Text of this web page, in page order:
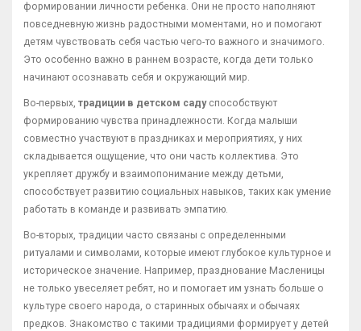
формировании личности ребенка. Они не просто наполняют
повседневную жизнь радостными моментами, но и помогают
детям чувствовать себя частью чего-то важного и значимого.
Это особенно важно в раннем возрасте, когда дети только
начинают осознавать себя и окружающий мир.
Во-первых, традиции в детском садуспособствуют
формированию чувства принадлежности. Когда малыши
совместно участвуют в праздниках и мероприятиях, у них
складывается ощущение, что они часть коллектива. Это
укрепляет дружбу и взаимопонимание между детьми,
способствует развитию социальных навыков, таких как умение
работать в команде и развивать эмпатию.
Во-вторых, традиции часто связаны с определенными
ритуалами и символами, которые имеют глубокое культурное и
историческое значение. Например, празднование Масленицы
не только увеселяет ребят, но и помогает им узнать больше о
культуре своего народа, о старинных обычаях и обычаях
предков. Знакомство с такими традициями формирует у детей